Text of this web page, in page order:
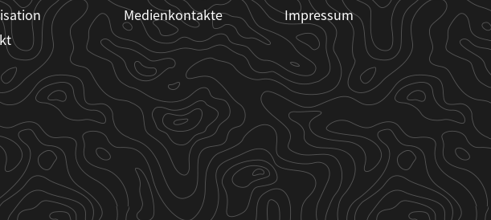
Medienkontakte
Impressum